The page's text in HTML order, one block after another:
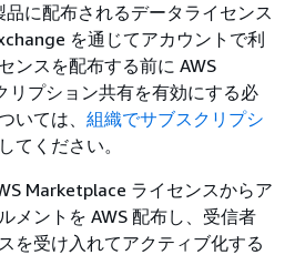
に配布されるデータライセンス
を通じてアカウントで利
ンスを配布する前に AWS
リプション共有を有効にする必
いては、 組織でサブスクリプシ
てください。
Marketplace ライセンスからア
メントを AWS 配布し、受信者
を受け入れてアクティブ化する